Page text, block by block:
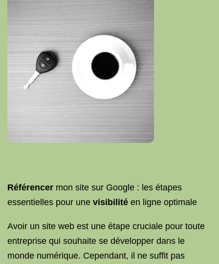
Référencer mon site sur Google : les étapes
essentielles pour une visibilité en ligne optimale
Avoir un site web est une étape cruciale pour toute
entreprise qui souhaite se développer dans le
monde numérique. Cependant, il ne suffit pas